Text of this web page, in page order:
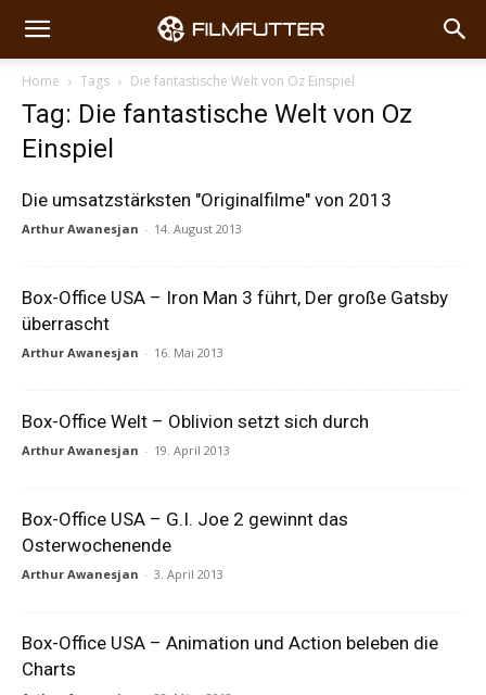
Home Tags Die fantastische Welt von Oz Einspiel
Tag: Die fantastische Welt von Oz
Einspiel
Die umsatzstärksten "Originalfilme" von 2013
Arthur Awanesjan - 14. August 2013
Box-Office USA – Iron Man 3 führt, Der große Gatsby
überrascht
Arthur Awanesjan - 16. Mai 2013
Box-Office Welt – Oblivion setzt sich durch
Arthur Awanesjan - 19. April 2013
Box-Office USA – G.I. Joe 2 gewinnt das
Osterwochenende
Arthur Awanesjan - 3. April 2013
Box-Office USA – Animation und Action beleben die
Charts